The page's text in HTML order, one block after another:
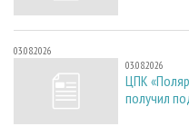
03.08.2026
03.08.2026
ЦПК
получил